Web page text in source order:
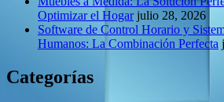
Optimizar el Hogar julio 28, 2026
Software de Control Horario y
Humanos: La Combinación Perfecta
Categorías